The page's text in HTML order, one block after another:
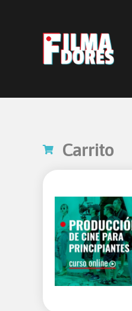
Carrito